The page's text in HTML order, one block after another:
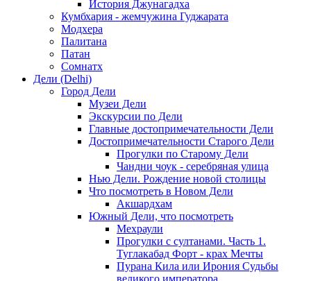
История Джунагадха
Кумбхария - жемчужина Гуджарата
Модхера
Палитана
Патан
Сомнатх
Дели (Delhi)
Город Дели
Музеи Дели
Экскурсии по Дели
Главные достопримечательности Дели
Достопримечательности Старого Дели
Прогулки по Старому Дели
Чандни чоук - серебряная улица
Нью Дели. Рождение новой столицы
Что посмотреть в Новом Дели
Акшардхам
Южный Дели, что посмотреть
Мехраули
Прогулки с султанами. Часть 1.
Туглакабад Форт - крах Мечты
Пурана Кила или Ирония Судьбы